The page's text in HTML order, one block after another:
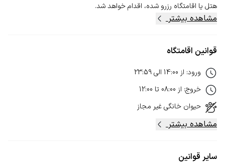
هتل یا اقامتگاه رزرو شده، اقدام خواهد شد.
مشاهده بیشتر
قوانین اقامتگاه
ورود: از 14:00 الی23:59
خروج: از 08:00 تا 12:00
حیوان خانگیغیر مجاز
مشاهده بیشتر
سایر قوانین